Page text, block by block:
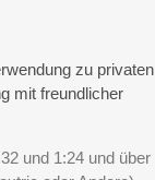
zu privaten
mit freundlicher
und 1:24 und über